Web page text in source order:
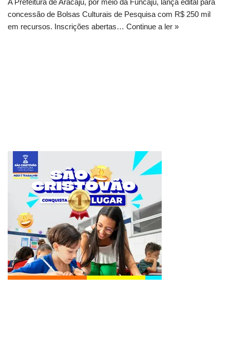
concessão de Bolsas Culturais de Pesquisa com R$ 250 mil
em recursos. Inscrições abertas… Continue a ler »